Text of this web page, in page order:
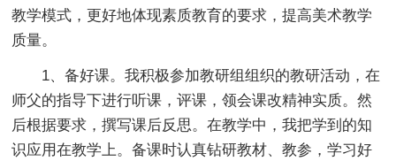
教学模式，更好地体现素质教育的要求，提高美术教学
质量。
1、备好课。我积极参加教研组组织的教研活动，在
师父的指导下进行听课，评课，领会课改精神实质。然
后根据要求，撰写课后反思。在教学中，我把学到的知
识应用在教学上。备课时认真钻研教材、教参，学习好